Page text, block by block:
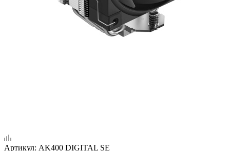
Артикул: AK400 DIGITAL SE